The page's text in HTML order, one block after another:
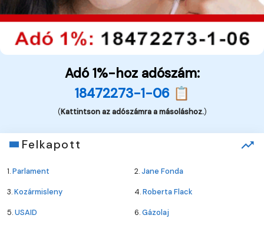
Adó 1%-hoz adószám:
18472273-1-06 📋
(Kattintson az adószámra a másoláshoz.)
Felkapott
1.Parlament 2.Jane Fonda
3.Kozármisleny 4.Roberta Flack
5.USAID 6.Gázolaj